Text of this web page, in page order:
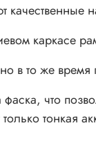
каркасе
в то же
что
тонкая